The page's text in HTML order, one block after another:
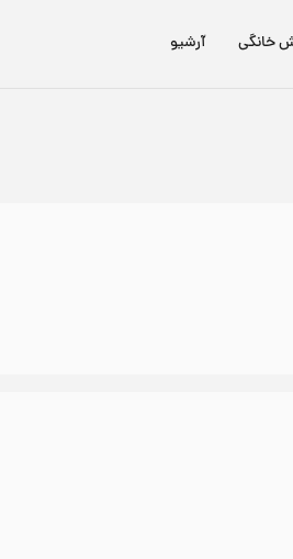
خانگی آرشیو